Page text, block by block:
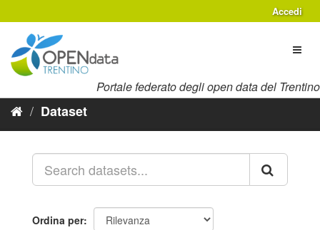
al
contenuto
Accedi
Portale federato degli open data del Trentino
Dataset
Ordina per